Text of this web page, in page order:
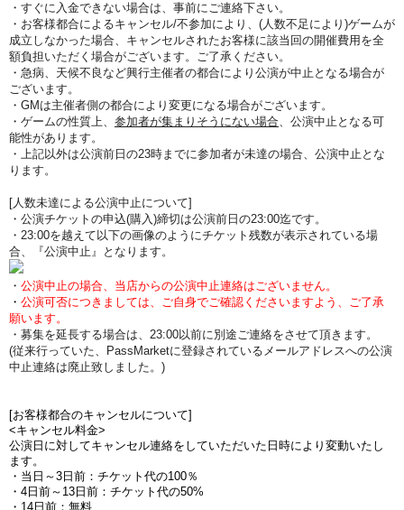
・すぐに入金できない場合は、事前にご連絡下さい。
・お客様都合によるキャンセル/不参加により、(人数不足により)ゲームが
成立しなかった場合、キャンセルされたお客様に該当回の開催費用を全
額負担いただく場合がございます。ご了承ください。
・急病、天候不良など興行主催者の都合により公演が中止となる場合が
ございます。
・GMは主催者側の都合により変更になる場合がございます。
・ゲームの性質上、 参加者が集まりそうにない場合、公演中止となる可
能性があります。
・上記以外は公演前日の23時までに参加者が未達の場合、公演中止とな
ります。
[人数未達による公演中止について]
・公演チケットの申込(購入)締切は公演前日の23:00迄です。
・23:00を越えて以下の画像のようにチケット残数が表示されている場
合、『公演中止』となります。
・ 公演中止の場合、当店からの公演中止連絡はございません。
・ 公演可否につきましては、ご自身でご確認くださいますよう、ご了承
願います。
・募集を延長する場合は、23:00以前に別途ご連絡をさせて頂きます。
(従来行っていた、PassMarketに登録されているメールアドレスへの公演
中止連絡は廃止致しました。)
[お客様都合のキャンセルについて]
<キャンセル料金>
公演日に対してキャンセル連絡をしていただいた日時により変動いたし
ます。
・当日～3日前：チケット代の100％
・4日前～13日前：チケット代の50%
・14日前：無料